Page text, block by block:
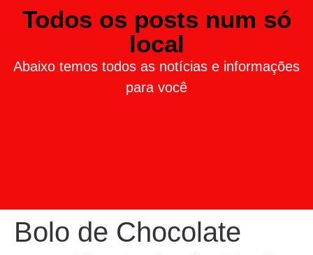
Todos os posts num só
local
Abaixo temos todos as notícias e informações
para você
Bolo de Chocolate